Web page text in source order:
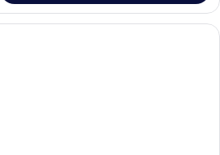
Ein Hotelzimmer mit Bett, einer